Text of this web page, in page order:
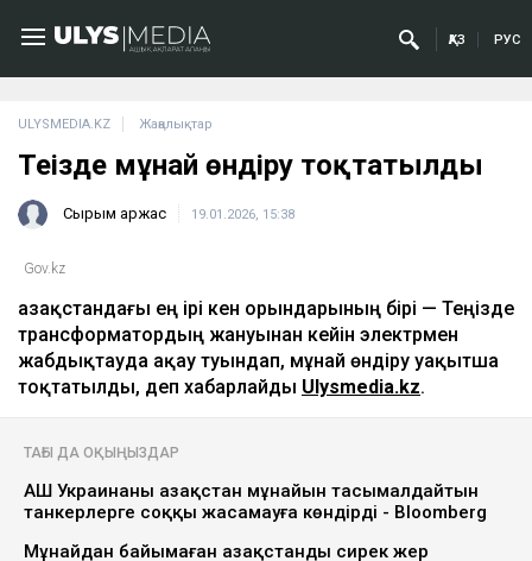
ҚАЗ РУС
ULYSMEDIA.KZ Жаңалықтар
Теңізде мұнай өндіру тоқтатылды
Сырым Қаржас 19.01.2026, 15:38